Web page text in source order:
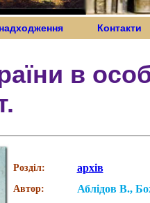
в
Розділ: архів
Автор: Аблідов В.,